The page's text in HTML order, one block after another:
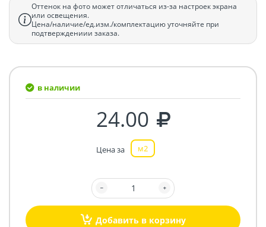
Оттенок на фото может отличаться из-за настроек экрана
или освещения.
Цена/наличие/ед.изм./комплектацию уточняйте при
подтверждениии заказа.
в наличии
24.00
Цена за м2
Добавить в корзину